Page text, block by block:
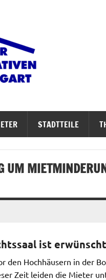
STADTTEILE
UM
ist erwünscht
den Hochhäusern in der
Zeit leiden die Mieter